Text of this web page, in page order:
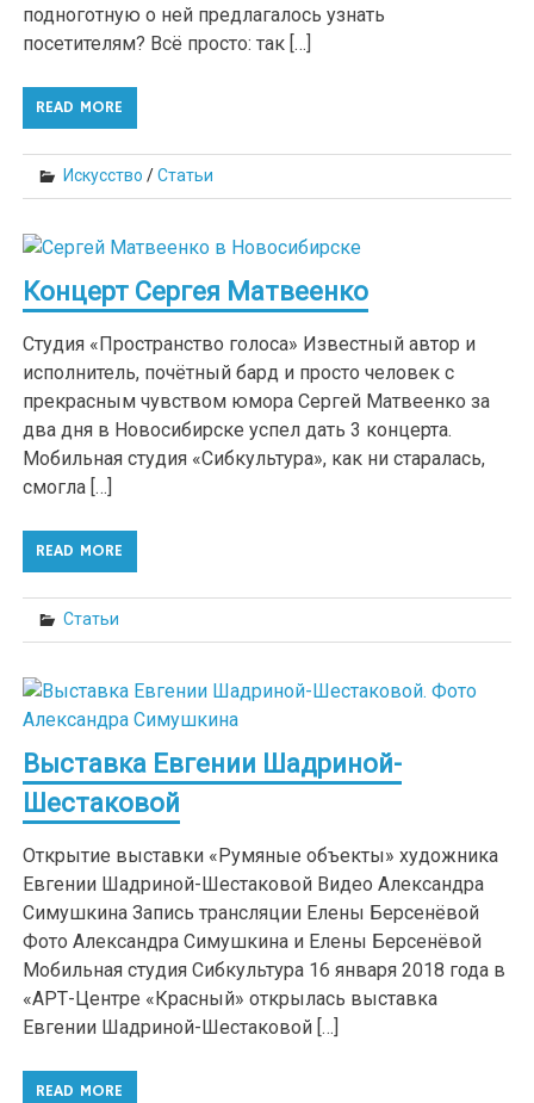
подноготную о ней предлагалось узнать
посетителям? Всё просто: так […]
READ MORE
Искусство /Статьи
Концерт Сергея Матвеенко
Студия «Пространство голоса» Известный автор и
исполнитель, почётный бард и просто человек с
прекрасным чувством юмора Сергей Матвеенко за
два дня в Новосибирске успел дать 3 концерта.
Мобильная студия «Сибкультура», как ни старалась,
смогла […]
READ MORE
Статьи
Выставка Евгении Шадриной-
Шестаковой
Открытие выставки «Румяные объекты» художника
Евгении Шадриной-Шестаковой Видео Александра
Симушкина Запись трансляции Елены Берсенёвой
Фото Александра Симушкина и Елены Берсенёвой
Мобильная студия Сибкультура 16 января 2018 года в
«АРТ-Центре «Красный» открылась выставка
Евгении Шадриной-Шестаковой […]
READ MORE